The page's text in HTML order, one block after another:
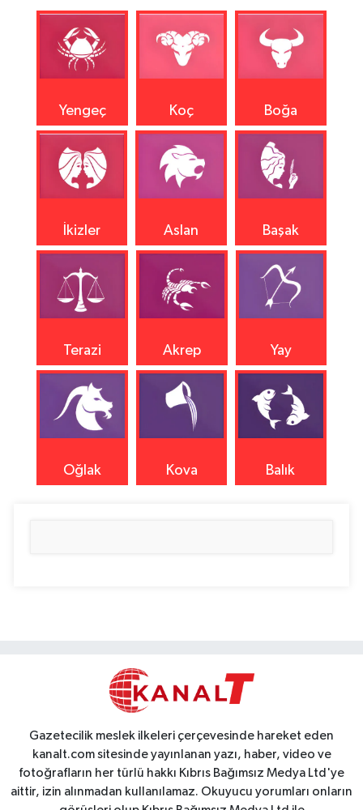
Yengeç Koç Boğa
İkizler Aslan Başak
Terazi Akrep Yay
Oğlak Kova Balık
Gazetecilik meslek ilkeleri çerçevesinde hareket eden
kanalt.com sitesinde yayınlanan yazı, haber, video ve
fotoğrafların her türlü hakkı Kıbrıs Bağımsız Medya Ltd'ye
aittir, izin alınmadan kullanılamaz. Okuyucu yorumları onların